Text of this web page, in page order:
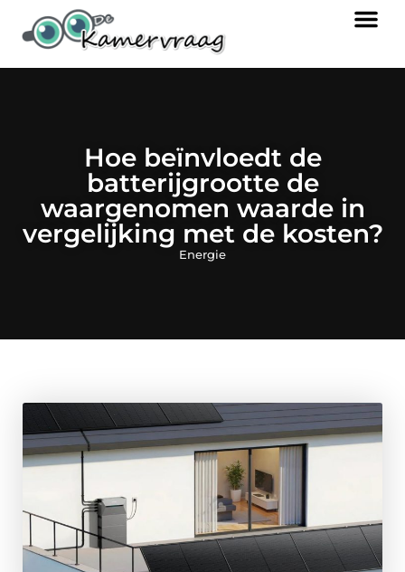
Hoe beïnvloedt de
batterijgrootte de
waargenomen waarde in
vergelijking met de kosten?
Energie